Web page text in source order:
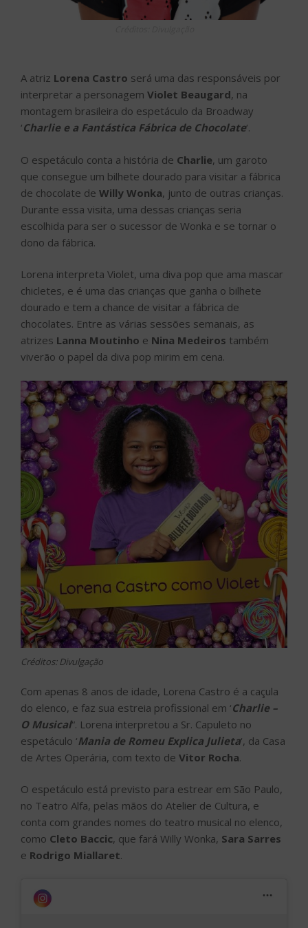
A atriz Lorena Castro será uma das responsáveis por
interpretar a personagem Violet Beaugard, na
montagem brasileira do espetáculo da Broadway
‘Charlie e a Fantástica Fábrica de Chocolate‘.
O espetáculo conta a história de Charlie, um garoto
que consegue um bilhete dourado para visitar a fábrica
de chocolate de Willy Wonka, junto de outras crianças.
Durante essa visita, uma dessas crianças seria
escolhida para ser o sucessor de Wonka e se tornar o
dono da fábrica.
Lorena interpreta Violet, uma diva pop que ama mascar
chicletes, e é uma das crianças que ganha o bilhete
dourado e tem a chance de visitar a fábrica de
chocolates. Entre as várias sessões semanais, as
atrizes Lanna Moutinho e Nina Medeiros também
viverão o papel da diva pop mirim em cena.
Créditos: Divulgação
Com apenas 8 anos de idade, Lorena Castro é a caçula
do elenco, e faz sua estreia profissional em ‘Charlie –
O Musical“. Lorena interpretou a Sr. Capuleto no
espetáculo ‘Mania de Romeu Explica Julieta‘, da Casa
de Artes Operária, com texto de Vitor Rocha.
O espetáculo está previsto para estrear em São Paulo,
no Teatro Alfa, pelas mãos do Atelier de Cultura, e
conta com grandes nomes do teatro musical no elenco,
como Cleto Baccic, que fará Willy Wonka, Sara Sarres
e Rodrigo Miallaret.